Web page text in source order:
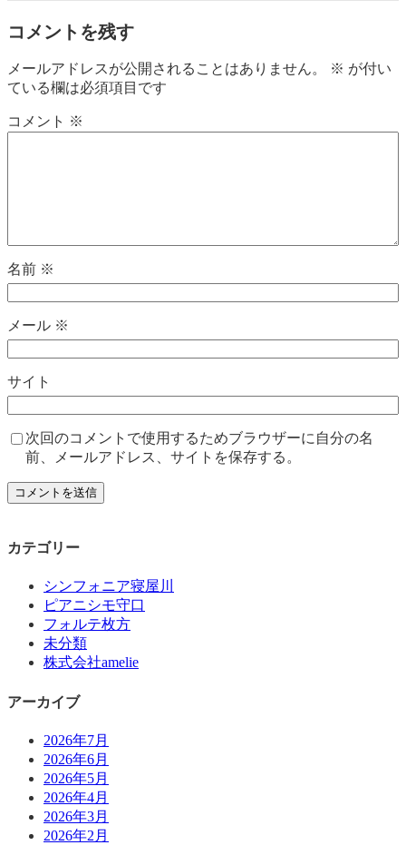
コメントを残す
メールアドレスが公開されることはありません。 ※ が付い
ている欄は必須項目です
コメント ※
名前 ※
メール ※
サイト
次回のコメントで使用するためブラウザーに自分の名
前、メールアドレス、サイトを保存する。
カテゴリー
シンフォニア寝屋川
ピアニシモ守口
フォルテ枚方
未分類
株式会社amelie
アーカイブ
2026年7月
2026年6月
2026年5月
2026年4月
2026年3月
2026年2月